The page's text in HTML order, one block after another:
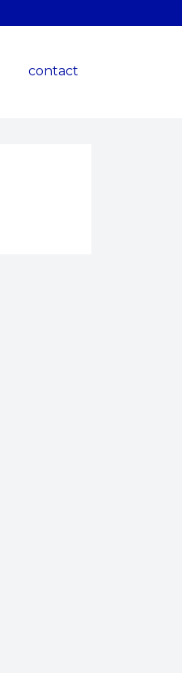
contact